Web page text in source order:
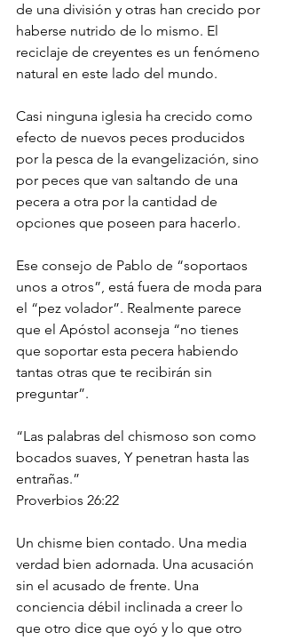
de una división y otras han crecido por
haberse nutrido de lo mismo. El
reciclaje de creyentes es un fenómeno
natural en este lado del mundo.
Casi ninguna iglesia ha crecido como
efecto de nuevos peces producidos
por la pesca de la evangelización, sino
por peces que van saltando de una
pecera a otra por la cantidad de
opciones que poseen para hacerlo.
Ese consejo de Pablo de “soportaos
unos a otros”, está fuera de moda para
el “pez volador”. Realmente parece
que el Apóstol aconseja “no tienes
que soportar esta pecera habiendo
tantas otras que te recibirán sin
preguntar”.
“Las palabras del chismoso son como
bocados suaves, Y penetran hasta las
entrañas.”
‭‭Proverbios‬ ‭26:22‬ ‭
Un chisme bien contado. Una media
verdad bien adornada. Una acusación
sin el acusado de frente. Una
conciencia débil inclinada a creer lo
que otro dice que oyó y lo que otro